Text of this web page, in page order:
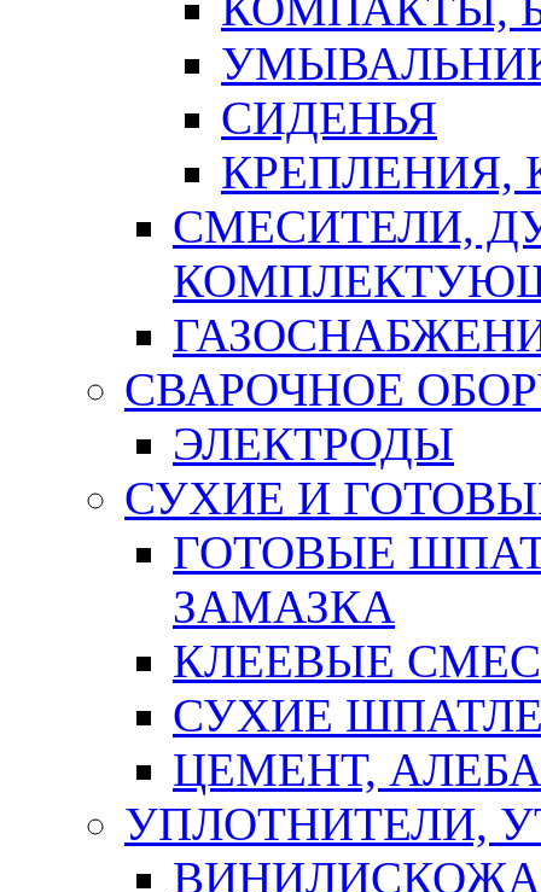
СИДЕНЬЯ
СМЕСИТЕЛИ,
СВАРОЧНОЕ
ЭЛЕКТРОДЫ
СУХИЕ И
ГОТОВЫЕ
ЗАМАЗКА
КЛЕЕВЫЕ
СУХИЕ
ЦЕМЕНТ,
УПЛОТНИТЕЛИ,